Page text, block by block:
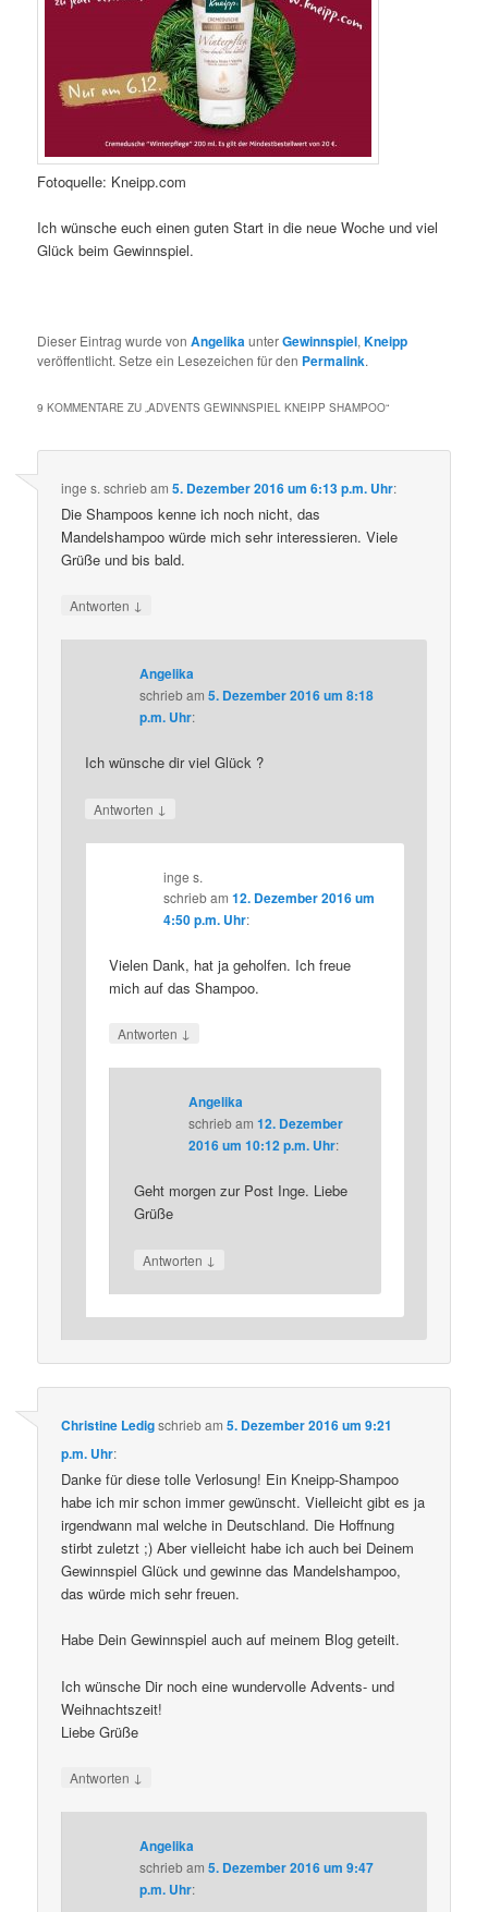
Fotoquelle: Kneipp.com
Ich wünsche euch einen guten Start in die neue Woche und viel
Glück beim Gewinnspiel.
Dieser Eintrag wurde vonAngelikaunterGewinnspiel,Kneipp
veröffentlicht. Setze ein Lesezeichen für den Permalink.
9 KOMMENTARE ZU „ADVENTS GEWINNSPIEL KNEIPP SHAMPOO“
inge s. schriebam5. Dezember 2016 um 6:13 p.m. Uhr:
Die Shampoos kenne ich noch nicht, das
Mandelshampoo würde mich sehr interessieren. Viele
Grüße und bis bald.
Antworten ↓
Angelika
schriebam5. Dezember 2016 um 8:18
p.m. Uhr:
Ich wünsche dir viel Glück ?
Antworten ↓
inge s.
schriebam12. Dezember 2016 um
4:50 p.m. Uhr:
Vielen Dank, hat ja geholfen. Ich freue
mich auf das Shampoo.
Antworten ↓
Angelika
schriebam 12. Dezember
2016 um 10:12 p.m. Uhr:
Geht morgen zur Post Inge. Liebe
Grüße
Antworten ↓
Christine Ledigschriebam5. Dezember 2016 um 9:21
p.m. Uhr:
Danke für diese tolle Verlosung! Ein Kneipp-Shampoo
habe ich mir schon immer gewünscht. Vielleicht gibt es ja
irgendwann mal welche in Deutschland. Die Hoffnung
stirbt zuletzt ;) Aber vielleicht habe ich auch bei Deinem
Gewinnspiel Glück und gewinne das Mandelshampoo,
das würde mich sehr freuen.
Habe Dein Gewinnspiel auch auf meinem Blog geteilt.
Ich wünsche Dir noch eine wundervolle Advents- und
Weihnachtszeit!
Liebe Grüße
Antworten ↓
Angelika
schriebam5. Dezember 2016 um 9:47
p.m. Uhr: